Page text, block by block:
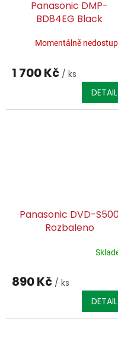
Panasonic DMP-
BD84EG Black
Momentálně
1 700 Kč / ks
DETAIL
Panasonic DVD-
Rozbaleno
890 Kč / ks
DETAIL